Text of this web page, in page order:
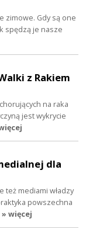
zimowe. Gdy są one
spędzą je nasze
z Rakiem
na raka
jest wykrycie
dla
też mediami władzy
powszechna
» więcej